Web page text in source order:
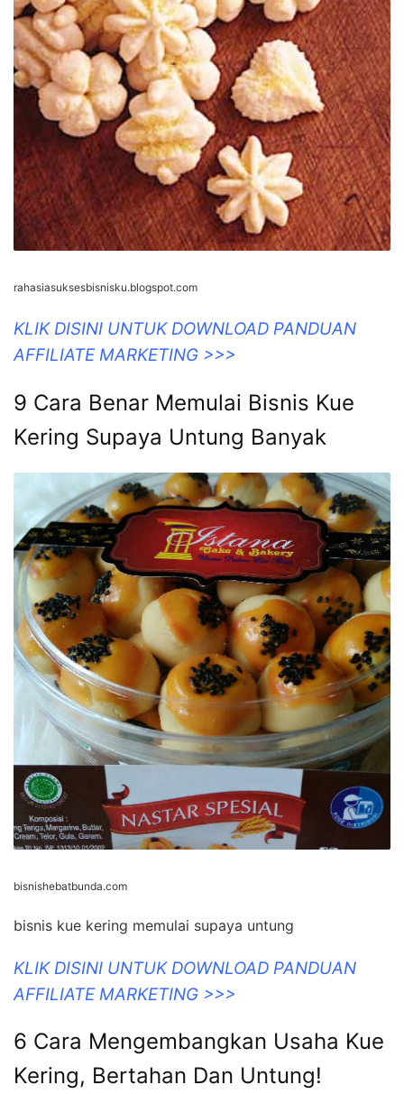
rahasiasuksesbisnisku.blogspot.com
KLIK DISINI UNTUK DOWNLOAD PANDUAN
AFFILIATE MARKETING >>>
9 Cara Benar Memulai Bisnis Kue
Kering Supaya Untung Banyak
bisnishebatbunda.com
bisnis kue kering memulai supaya untung
KLIK DISINI UNTUK DOWNLOAD PANDUAN
AFFILIATE MARKETING >>>
6 Cara Mengembangkan Usaha Kue
Kering, Bertahan Dan Untung!